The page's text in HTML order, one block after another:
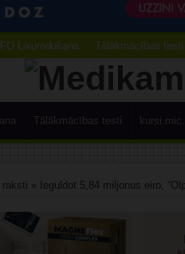
Likumdošana Tālākmācības testi
Tālākmācības testi
raksti » Ieguldot 5,84 miljonus eiro,